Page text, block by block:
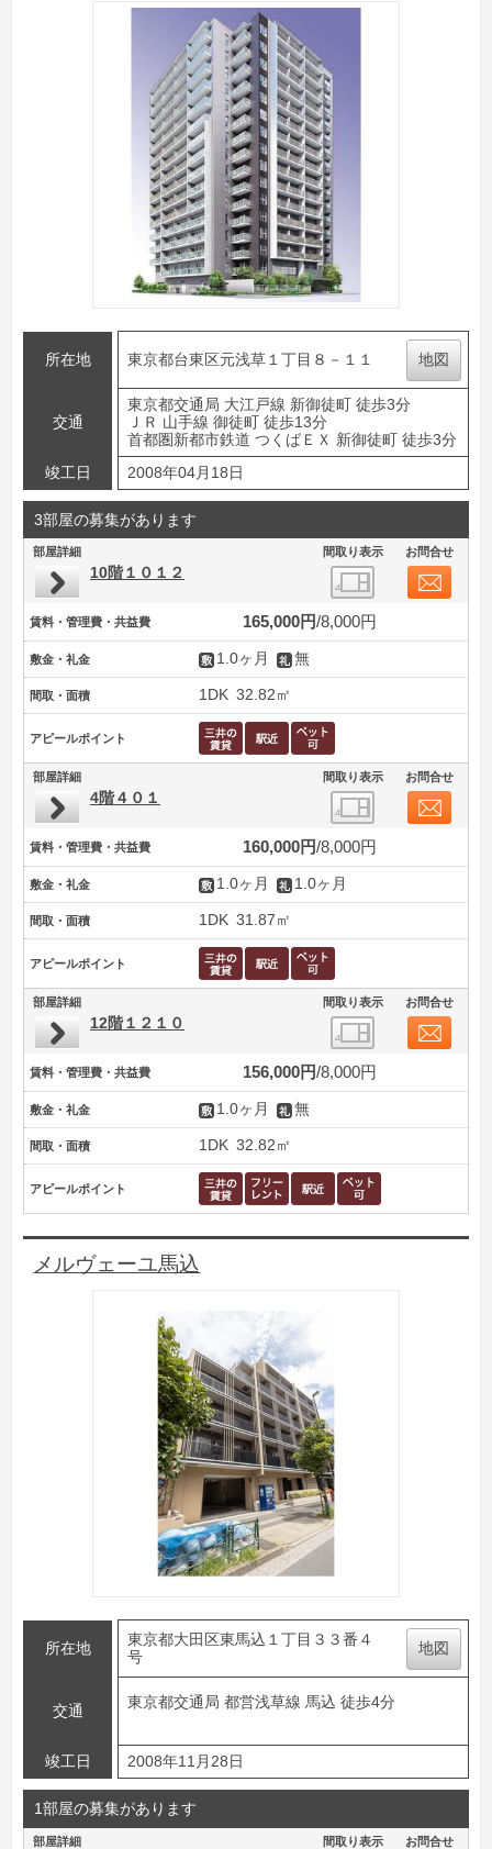
所在地 東京都台東区元浅草１丁目８－１１ 地図
交通
東京都交通局 大江戸線 新御徒町 徒歩3分
ＪＲ 山手線 御徒町 徒歩13分
首都圏新都市鉄道 つくばＥＸ 新御徒町 徒歩3分
竣工日
2008年04月18日
3部屋の募集があります
部屋詳細 間取り表示 お問合せ
10階１０１２
賃料・管理費・共益費 165,000円 8,000円
敷金・礼金 1.0ヶ月 無
間取・面積 1DK 32.82㎡
アピールポイント
部屋詳細 間取り表示 お問合せ
4階４０１
賃料・管理費・共益費 160,000円 8,000円
敷金・礼金 1.0ヶ月 1.0ヶ月
間取・面積 1DK 31.87㎡
アピールポイント
部屋詳細 間取り表示 お問合せ
12階１２１０
賃料・管理費・共益費 156,000円 8,000円
敷金・礼金 1.0ヶ月 無
間取・面積 1DK 32.82㎡
アピールポイント
メルヴェーユ馬込
所在地
東京都大田区東馬込１丁目３３番４
号
地図
交通
東京都交通局 都営浅草線 馬込 徒歩4分
竣工日 2008年11月28日
1部屋の募集があります
部屋詳細 間取り表示 お問合せ